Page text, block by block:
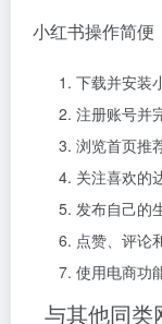
小红书操作简便
下载并安装
注册账号并
浏览首页推
关注喜欢的
发布自己的
点赞、评论
使用电商功
与其他同类